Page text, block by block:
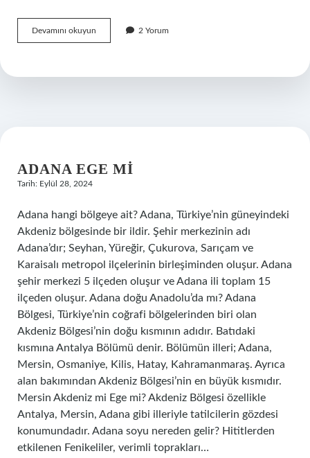
Devamını okuyun Bitkilerden
Ilk
Alkaloit
2 Yorum
ADANA EGE MI
Tarih: Eylül 28, 2024
Adana hangi bölgeye ait? Adana, Türkiye’nin güneyindeki
Akdeniz bölgesinde bir ildir. Şehir merkezinin adı
Adana’dır; Seyhan, Yüreğir, Çukurova, Sarıçam ve
Karaisalı metropol ilçelerinin birleşiminden oluşur. Adana
şehir merkezi 5 ilçeden oluşur ve Adana ili toplam 15
ilçeden oluşur. Adana doğu Anadolu’da mı? Adana
Bölgesi, Türkiye’nin coğrafi bölgelerinden biri olan
Akdeniz Bölgesi’nin doğu kısmının adıdır. Batıdaki
kısmına Antalya Bölümü denir. Bölümün illeri; Adana,
Mersin, Osmaniye, Kilis, Hatay, Kahramanmaraş. Ayrıca
alan bakımından Akdeniz Bölgesi’nin en büyük kısmıdır.
Mersin Akdeniz mi Ege mi? Akdeniz Bölgesi özellikle
Antalya, Mersin, Adana gibi illeriyle tatilcilerin gözdesi
konumundadır. Adana soyu nereden gelir? Hititlerden
etkilenen Fenikeliler, verimli toprakları…